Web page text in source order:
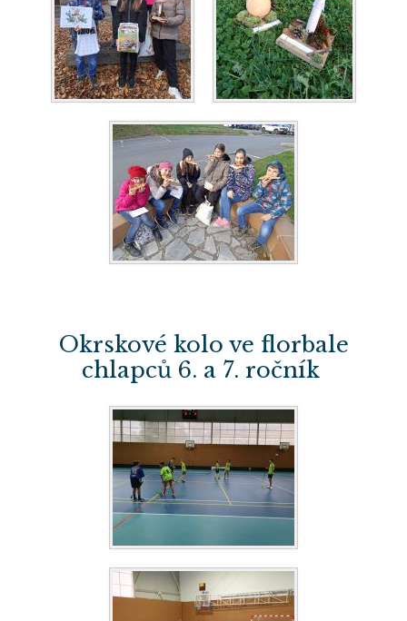
Okrskové kolo ve florbale
chlapců 6. a 7. ročník